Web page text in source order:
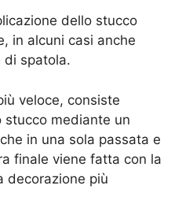
dello stucco
in alcuni casi anche
di spatola.
veloce, consiste
stucco mediante un
in una sola passata e
finale viene fatta con la
decorazione più